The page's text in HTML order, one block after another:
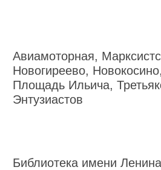
Авиамоторная,
Новогиреево,
Площадь Ильича,
Энтузиастов
Библиотека имени